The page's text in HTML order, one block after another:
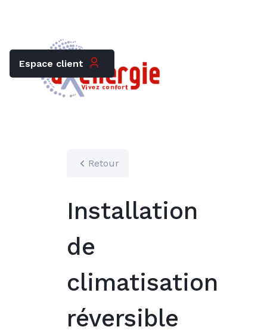
Espace client
Retour
Installation
de
climatisation
réversible